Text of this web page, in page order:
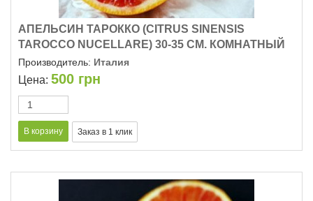
АПЕЛЬСИН ТАРОККО (CITRUS SINENSIS
TAROCCO NUCELLARE) 30-35 СМ. КОМНАТНЫЙ
Производитель: Италия
Цена: 500 грн